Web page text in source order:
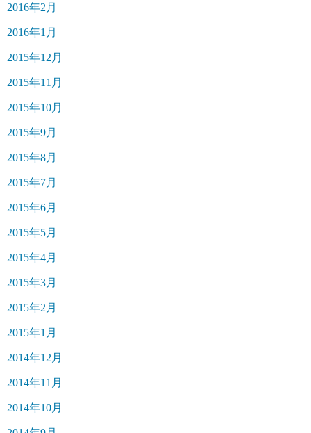
2016年2月
2016年1月
2015年12月
2015年11月
2015年10月
2015年9月
2015年8月
2015年7月
2015年6月
2015年5月
2015年4月
2015年3月
2015年2月
2015年1月
2014年12月
2014年11月
2014年10月